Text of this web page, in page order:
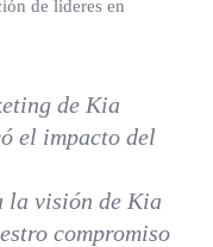
de líderes en
de Kia
el impacto del
la visión de Kia
compromiso